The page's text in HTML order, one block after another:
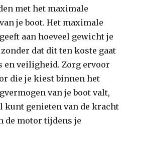
met het maximale
je boot. Het maximale
aan hoeveel gewicht je
dat dit ten koste gaat
en veiligheid. Zorg ervoor
die je kiest binnen het
van je boot valt,
kunt genieten van de kracht
de motor tijdens je